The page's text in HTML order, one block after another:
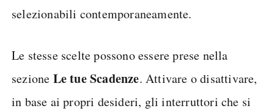
selezionabili contemporaneamente.
Le stesse scelte possono essere prese nella
sezione Le tue Scadenze. Attivare o disattivare,
in base ai propri desideri, gli interruttori che si